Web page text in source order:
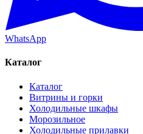
WhatsApp
Каталог
Каталог
Витрины и горки
Холодильные шкафы
Морозильное
Холодильные прилавки